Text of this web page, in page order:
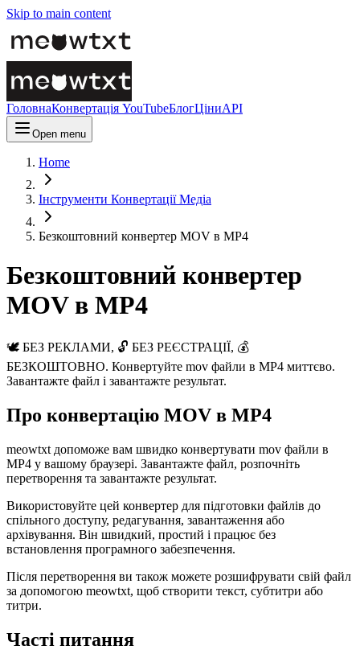
Skip to main content
ГоловнаКонвертація YouTubeБлогЦіниAPI
Open menu
Home
Інструменти Конвертації Медіа
Безкоштовний конвертер MOV в MP4
Безкоштовний конвертер
MOV в MP4
🕊️ БЕЗ РЕКЛАМИ, 🔓 БЕЗ РЕЄСТРАЦІЇ, 💰
БЕЗКОШТОВНО. Конвертуйте mov файли в MP4 миттєво.
Завантажте файл і завантажте результат.
Про конвертацію MOV в MP4
meowtxt допоможе вам швидко конвертувати mov файли в
MP4 у вашому браузері. Завантажте файл, розпочніть
перетворення та завантажте результат.
Використовуйте цей конвертер для підготовки файлів до
спільного доступу, редагування, завантаження або
архівування. Він швидкий, простий і працює без
встановлення програмного забезпечення.
Після перетворення ви також можете розшифрувати свій файл
за допомогою meowtxt, щоб створити текст, субтитри або
титри.
Часті питання